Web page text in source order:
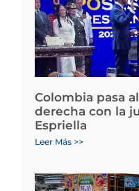
Colombia pasa
derecha con la
Espriella
Leer Más >>